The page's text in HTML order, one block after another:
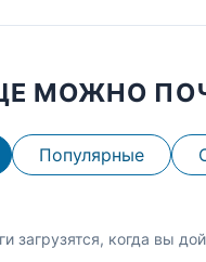
МОЖНО
Популярные
загрузятся, когда вы